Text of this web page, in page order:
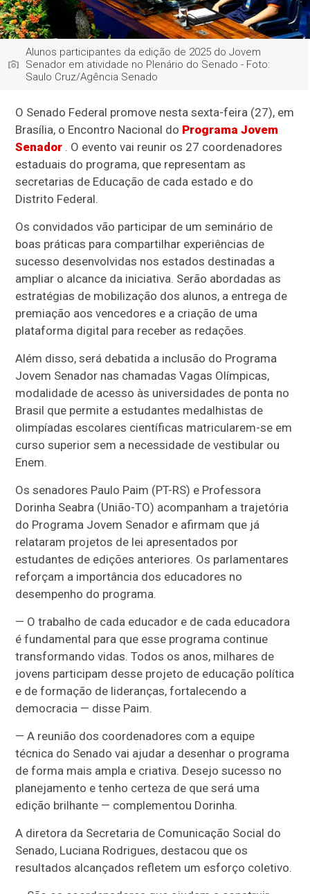
Alunos participantes da edição de 2025 do Jovem
Senador em atividade no Plenário do Senado - Foto:
Saulo Cruz/Agência Senado
O Senado Federal promove nesta sexta-feira (27), em
Brasília, o Encontro Nacional do Programa Jovem
Senador . O evento vai reunir os 27 coordenadores
estaduais do programa, que representam as
secretarias de Educação de cada estado e do
Distrito Federal.
Os convidados vão participar de um seminário de
boas práticas para compartilhar experiências de
sucesso desenvolvidas nos estados destinadas a
ampliar o alcance da iniciativa. Serão abordadas as
estratégias de mobilização dos alunos, a entrega de
premiação aos vencedores e a criação de uma
plataforma digital para receber as redações.
Além disso, será debatida a inclusão do Programa
Jovem Senador nas chamadas Vagas Olímpicas,
modalidade de acesso às universidades de ponta no
Brasil que permite a estudantes medalhistas de
olimpíadas escolares científicas matricularem-se em
curso superior sem a necessidade de vestibular ou
Enem.
Os senadores Paulo Paim (PT-RS) e Professora
Dorinha Seabra (União-TO) acompanham a trajetória
do Programa Jovem Senador e afirmam que já
relataram projetos de lei apresentados por
estudantes de edições anteriores. Os parlamentares
reforçam a importância dos educadores no
desempenho do programa.
— O trabalho de cada educador e de cada educadora
é fundamental para que esse programa continue
transformando vidas. Todos os anos, milhares de
jovens participam desse projeto de educação política
e de formação de lideranças, fortalecendo a
democracia — disse Paim.
— A reunião dos coordenadores com a equipe
técnica do Senado vai ajudar a desenhar o programa
de forma mais ampla e criativa. Desejo sucesso no
planejamento e tenho certeza de que será uma
edição brilhante — complementou Dorinha.
A diretora da Secretaria de Comunicação Social do
Senado, Luciana Rodrigues, destacou que os
resultados alcançados refletem um esforço coletivo.